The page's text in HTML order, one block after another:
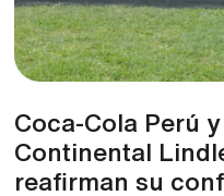
Coca-Cola Perú
Continental
reafirman su